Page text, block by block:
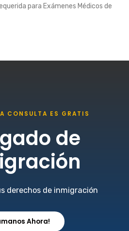
para Exámenes Médicos de
CONSULTA ES GRATIS
de
derechos de inmigración
Ahora!